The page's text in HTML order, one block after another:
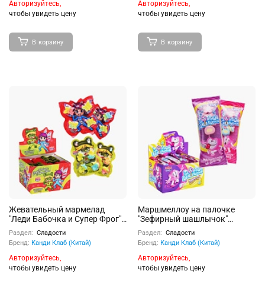
Авторизуйтесь,
чтобы увидеть цену
В корзину
Авторизуйтесь,
чтобы увидеть цену
В корзину
Жевательный мармелад
"Леди Бабочка и Супер Фрог"
ассорти 9г 30шт
Раздел: Сладости
Бренд: Канди Клаб (Китай)
Авторизуйтесь,
чтобы увидеть цену
Маршмеллоу на палочке
"Зефирный шашлычок"
12гр*30шт
Раздел: Сладости
Бренд: Канди Клаб (Китай)
Авторизуйтесь,
чтобы увидеть цену